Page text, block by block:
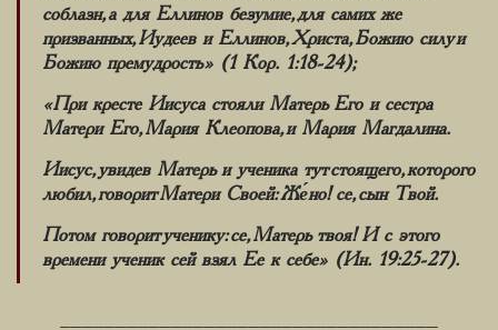
соблазн, а для Еллинов безумие, для самих же
призванных, Иудеев и Еллинов, Христа, Божию силу и
Божию премудрость» (1 Кор. 1:18-24);
«При кресте Иисуса стояли Матерь Его и сестра
Матери Его, Мария Клеопова, и Мария Магдалина.
Иисус, увидев Матерь и ученика тут стоящего, которого
любил, говорит Матери Своей: Же́но! се, сын Твой.
Потом говорит ученику: се, Матерь твоя! И с этого
времени ученик сей взял Ее к себе» (Ин. 19:25-27).